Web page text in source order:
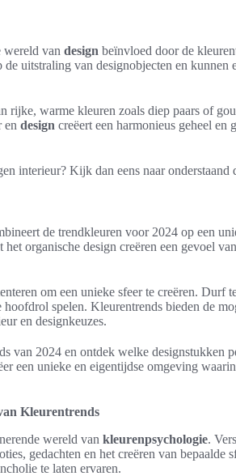
wereld van design beïnvloed door de
uitstraling van designobjecten en kunnen
rijke, warme kleuren zoals diep paars of
en design creëert een harmonieus geheel en
interieur? Kijk dan eens naar onderstaand
de trendkleuren voor 2024 op een
organische design creëren een gevoel
om een unieke sfeer te creëren. Durf
hoofdrol spelen. Kleurentrends bieden de
en designkeuzes.
van 2024 en ontdek welke designstukken
een unieke en eigentijdse omgeving
Kleurentrends
wereld van kleurenpsychologie.
gedachten en het creëren van bepaalde
te laten ervaren.